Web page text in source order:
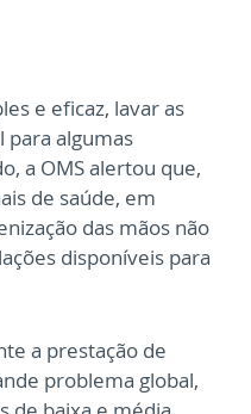
e eficaz, lavar as
para algumas
a OMS alertou que,
de saúde, em
das mãos não
disponíveis para
a prestação de
problema global,